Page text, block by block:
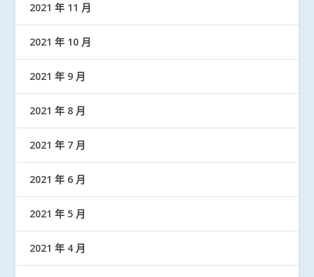
2021 年 11 月
2021 年 10 月
2021 年 9 月
2021 年 8 月
2021 年 7 月
2021 年 6 月
2021 年 5 月
2021 年 4 月